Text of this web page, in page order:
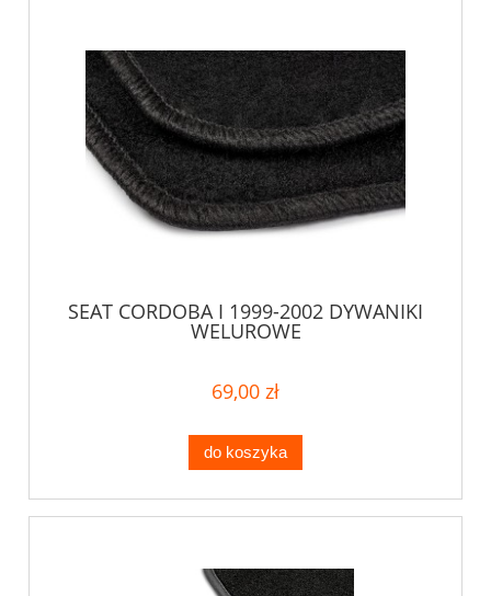
SEAT CORDOBA I 1999-2002 DYWANIKI
WELUROWE
69,00 zł
do koszyka